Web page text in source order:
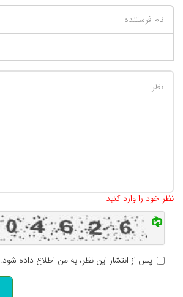
نظر خود را وارد کنید
پس از انتشار این نظر، به من اطلاع داده شود.